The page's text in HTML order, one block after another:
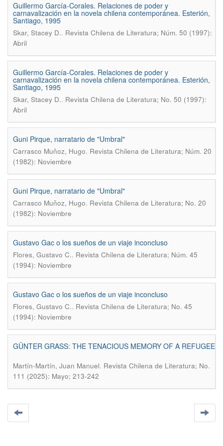
Guillermo García-Corales. Relaciones de poder y
carnavalización en la novela chilena contemporánea. Esterión,
Santiago, 1995
Skar, Stacey D.. Revista Chilena de Literatura; Núm. 50 (1997):
Abril
Guillermo García-Corales. Relaciones de poder y
carnavalización en la novela chilena contemporánea. Esterión,
Santiago, 1995
Skar, Stacey D.. Revista Chilena de Literatura; No. 50 (1997):
Abril
Guni Pirque, narratario de "Umbral"
Carrasco Muñoz, Hugo. Revista Chilena de Literatura; Núm. 20
(1982): Noviembre
Guni Pirque, narratario de "Umbral"
Carrasco Muñoz, Hugo. Revista Chilena de Literatura; No. 20
(1982): Noviembre
Gustavo Gac o los sueños de un viaje inconcluso
Flores, Gustavo C.. Revista Chilena de Literatura; Núm. 45
(1994): Noviembre
Gustavo Gac o los sueños de un viaje inconcluso
Flores, Gustavo C.. Revista Chilena de Literatura; No. 45
(1994): Noviembre
GÜNTER GRASS: THE TENACIOUS MEMORY OF A REFUGEE
Martín-Martín, Juan Manuel. Revista Chilena de Literatura; No.
111 (2025): Mayo; 213-242